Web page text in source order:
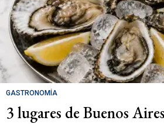
GASTRONOMÍA
3 lugares de Buenos